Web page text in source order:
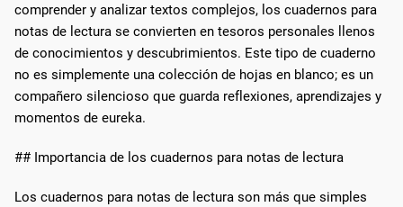
comprender y analizar textos complejos, los cuadernos para
notas de lectura se convierten en tesoros personales llenos
de conocimientos y descubrimientos. Este tipo de cuaderno
no es simplemente una colección de hojas en blanco; es un
compañero silencioso que guarda reflexiones, aprendizajes y
momentos de eureka.
## Importancia de los cuadernos para notas de lectura
Los cuadernos para notas de lectura son más que simples